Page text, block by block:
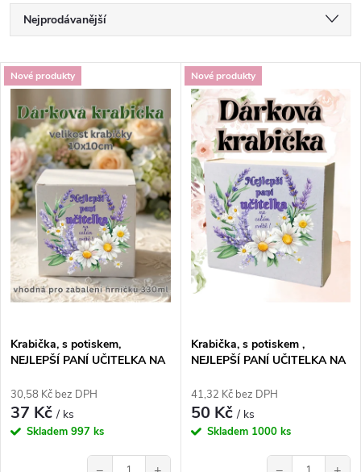
Ř
a
z
e
n
í
p
r
o
d
u
Nejprodávanější
Nejlevnější
Nejdražší
Abecedně
V
ý
p
i
s
p
o
d
u
Nové produkty
Krabička, s potiskem,
NEJLEPŠÍ PANÍ UČITELKA NA
1 ks
30,58 Kč bez DPH
37 Kč/ ks
Skladem 997 ks
Nové produkty
Krabička, s potiskem ,
NEJLEPŠÍ PANÍ UČITELKA NA
cm, 1 ks
41,32 Kč bez DPH
50 Kč/ ks
Skladem 1000 ks